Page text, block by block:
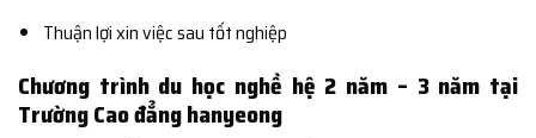
Thuận lợi xin việc sau tốt nghiệp
Chương trình du học nghề hệ 2 năm – 3 năm tại
Trường Cao đẳng hanyeong